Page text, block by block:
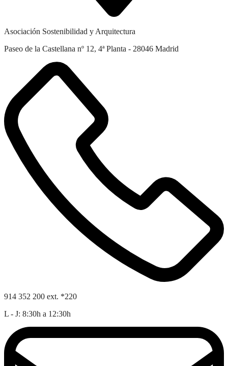
Asociación Sostenibilidad y Arquitectura
Paseo de la Castellana nº 12, 4ª Planta - 28046 Madrid
914 352 200 ext. *220
L - J: 8:30h a 12:30h